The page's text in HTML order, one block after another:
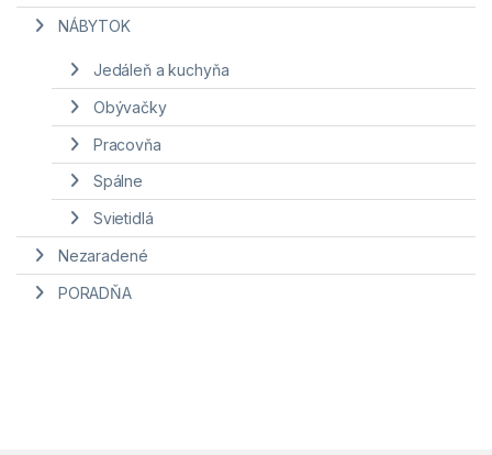
NÁBYTOK
Jedáleň a kuchyňa
Obývačky
Pracovňa
Spálne
Svietidlá
Nezaradené
PORADŇA